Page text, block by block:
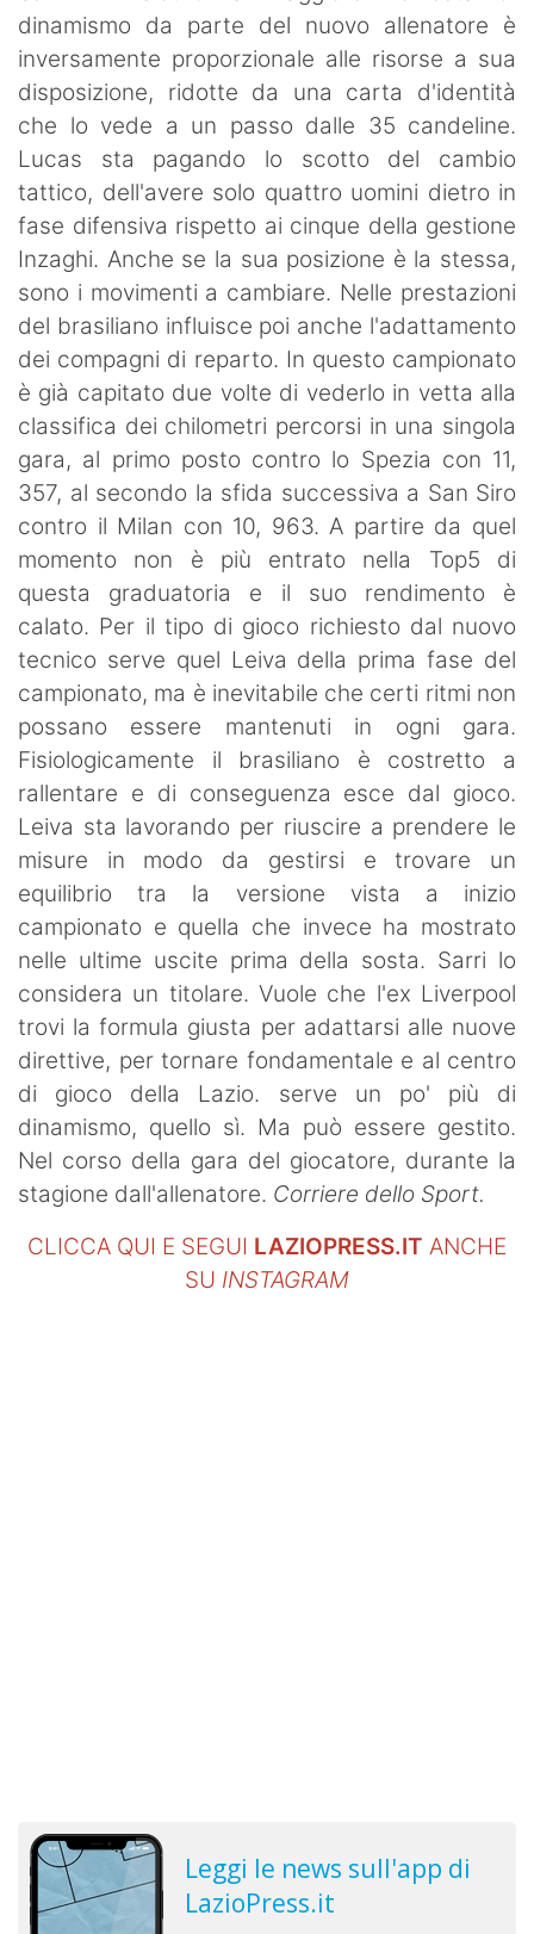
dinamismo da parte del nuovo allenatore è
inversamente proporzionale alle risorse a sua
disposizione, ridotte da una carta d'identità
che lo vede a un passo dalle 35 candeline.
Lucas sta pagando lo scotto del cambio
tattico, dell'avere solo quattro uomini dietro in
fase difensiva rispetto ai cinque della gestione
Inzaghi. Anche se la sua posizione è la stessa,
sono i movimenti a cambiare. Nelle prestazioni
del brasiliano influisce poi anche l'adattamento
dei compagni di reparto. In questo campionato
è già capitato due volte di vederlo in vetta alla
classifica dei chilometri percorsi in una singola
gara, al primo posto contro lo Spezia con 11,
357, al secondo la sfida successiva a San Siro
contro il Milan con 10, 963. A partire da quel
momento non è più entrato nella Top5 di
questa graduatoria e il suo rendimento è
calato. Per il tipo di gioco richiesto dal nuovo
tecnico serve quel Leiva della prima fase del
campionato, ma è inevitabile che certi ritmi non
possano essere mantenuti in ogni gara.
Fisiologicamente il brasiliano è costretto a
rallentare e di conseguenza esce dal gioco.
Leiva sta lavorando per riuscire a prendere le
misure in modo da gestirsi e trovare un
equilibrio tra la versione vista a inizio
campionato e quella che invece ha mostrato
nelle ultime uscite prima della sosta. Sarri lo
considera un titolare. Vuole che l'ex Liverpool
trovi la formula giusta per adattarsi alle nuove
direttive, per tornare fondamentale e al centro
di gioco della Lazio. serve un po' più di
dinamismo, quello sì. Ma può essere gestito.
Nel corso della gara del giocatore, durante la
stagione dall'allenatore. Corriere dello Sport.
CLICCA QUI E SEGUI LAZIOPRESS.IT ANCHE
SU INSTAGRAM